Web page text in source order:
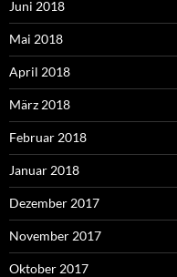
Juni 2018
Mai 2018
April 2018
März 2018
Februar 2018
Januar 2018
Dezember 2017
November 2017
Oktober 2017